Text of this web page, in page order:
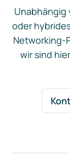
Unabhängig
oder
Networking-
wir sind